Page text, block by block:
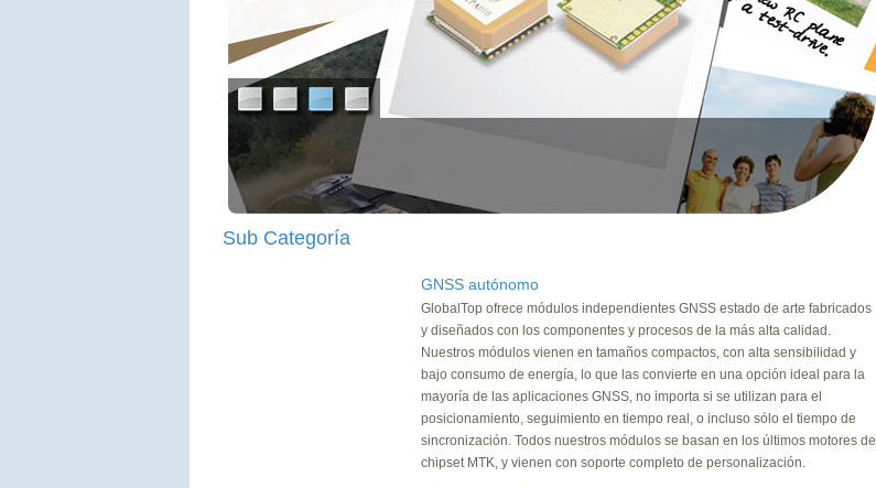
Sub Categoría
GNSS autónomo
GlobalTop ofrece módulos independientes GNSS estado de arte fabricados
y diseñados con los componentes y procesos de la más alta calidad.
Nuestros módulos vienen en tamaños compactos, con alta sensibilidad y
bajo consumo de energía, lo que las convierte en una opción ideal para la
mayoría de las aplicaciones GNSS, no importa si se utilizan para el
posicionamiento, seguimiento en tiempo real, o incluso sólo el tiempo de
sincronización. Todos nuestros módulos se basan en los últimos motores de
chipset MTK, y vienen con soporte completo de personalización.